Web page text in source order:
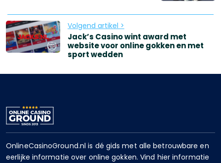
Volgend artikel >
Jack’s Casino wint award met
website voor online gokken en met
sport wedden
OnlineCasinoGround.nl is dé gids met alle betrouwbare en
eerlijke informatie over online gokken. Vind hier informatie